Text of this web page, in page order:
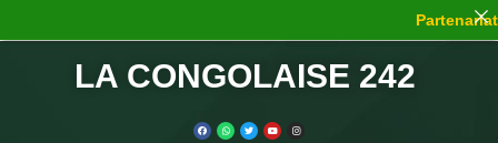
LA CONGOLAISE 242
Partenariat